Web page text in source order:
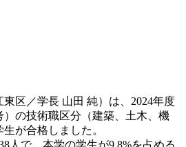
区／学長 山田 純）は、2024年度
の技術職区分（建築、土木、機
が合格しました。
人で、本学の学生が9.8%を占める